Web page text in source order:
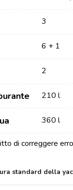
3
6 + 1
2
210 l
360 l
di correggere
standard della